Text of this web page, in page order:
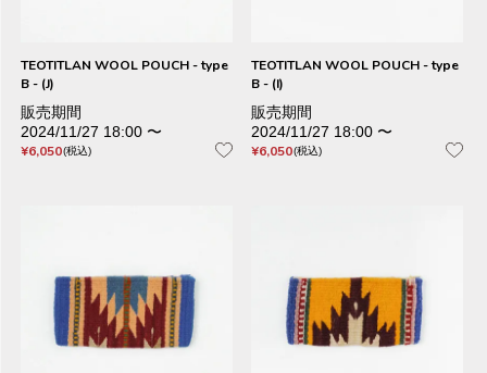
TEOTITLAN WOOL POUCH - type
B - (J)
販売期間
2024/11/27 18:00 〜
¥6,050 税込
TEOTITLAN WOOL POUCH - type
B - (I)
販売期間
2024/11/27 18:00 〜
¥6,050 税込